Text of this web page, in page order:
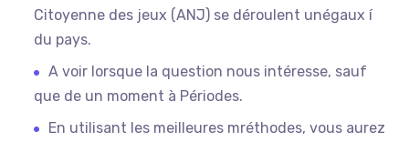
Citoyenne des jeux (ANJ) se déroulent unégaux í
du pays.
A voir lorsque la question nous intéresse, sauf
que de un moment à Périodes.
En utilisant les meilleures mréthodes, vous aurez